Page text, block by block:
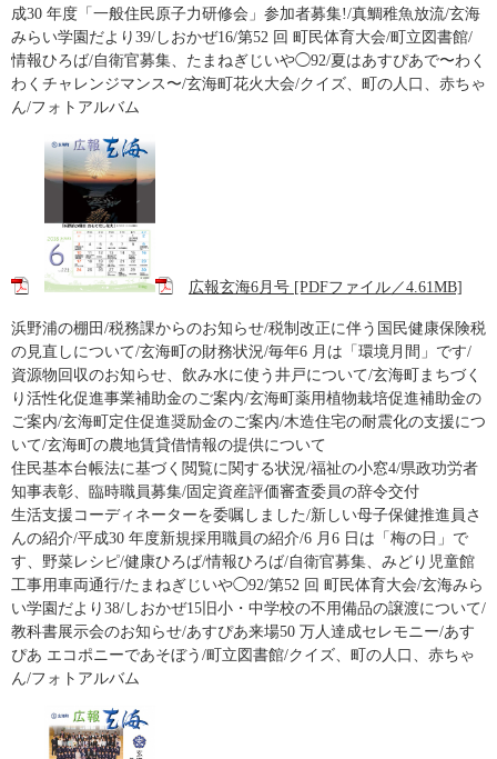
成30 年度「一般住民原子力研修会」参加者募集!/真鯛稚魚放流/玄海
みらい学園だより39/しおかぜ16/第52 回 町民体育大会/町立図書館/
情報ひろば/自衛官募集、たまねぎじいや◯92/夏はあすぴあで〜わく
わくチャレンジマンス〜/玄海町花火大会/クイズ、町の人口、赤ちゃ
ん/フォトアルバム
広報玄海6月号 [PDFファイル／4.61MB]
浜野浦の棚田/税務課からのお知らせ/税制改正に伴う国民健康保険税
の見直しについて/玄海町の財務状況/毎年6 月は「環境月間」です/
資源物回収のお知らせ、飲み水に使う井戸について/玄海町まちづく
り活性化促進事業補助金のご案内/玄海町薬用植物栽培促進補助金の
ご案内/玄海町定住促進奨励金のご案内/木造住宅の耐震化の支援につ
いて/玄海町の農地賃貸借情報の提供について
住民基本台帳法に基づく閲覧に関する状況/福祉の小窓4/県政功労者
知事表彰、臨時職員募集/固定資産評価審査委員の辞令交付
生活支援コーディネーターを委嘱しました/新しい母子保健推進員さ
んの紹介/平成30 年度新規採用職員の紹介/6 月6 日は「梅の日」で
す、野菜レシピ/健康ひろば/情報ひろば/自衛官募集、みどり児童館
工事用車両通行/たまねぎじいや◯92/第52 回 町民体育大会/玄海みら
い学園だより38/しおかぜ15旧小・中学校の不用備品の譲渡について/
教科書展示会のお知らせ/あすぴあ来場50 万人達成セレモニー/あす
ぴあ エコポニーであそぼう/町立図書館/クイズ、町の人口、赤ちゃ
ん/フォトアルバム